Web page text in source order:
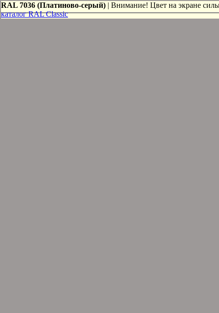
RAL 7036 (Платиново-серый) | Внимание! Цвет на экране
каталог RAL Classic